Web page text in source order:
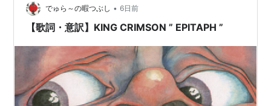
細・20…でゅら～の暇つぶし • 6日前
【歌詞・意訳】KING CRIMSON ” EPITAPH ”